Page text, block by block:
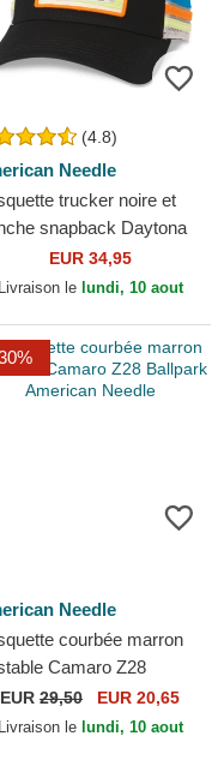
(4.8)
Needle
trucker noire et
snapback Daytona
Speedway Tri
American Needle
EUR 34,95
Livraison le lundi, 10 aout
Needle
courbée marron
Camaro Z28
American Needle
EUR 29,50 EUR 20,65
Livraison le lundi, 10 aout